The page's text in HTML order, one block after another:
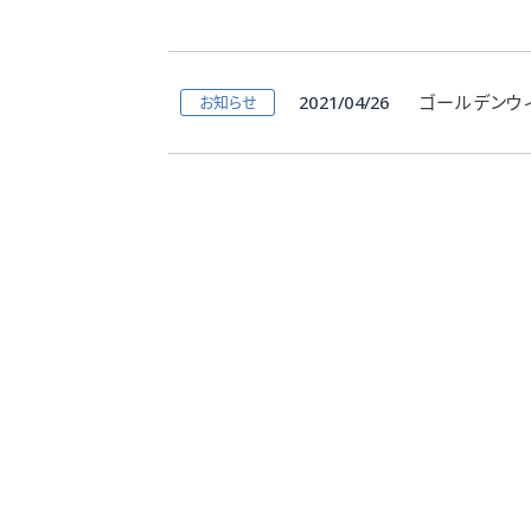
お知らせ 2021/04/26 ゴールデンウ